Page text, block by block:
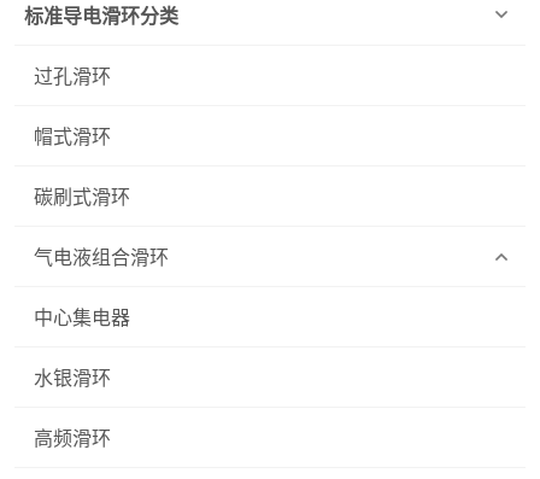
标准导电滑环分类
过孔滑环
帽式滑环
碳刷式滑环
气电液组合滑环
中心集电器
水银滑环
高频滑环